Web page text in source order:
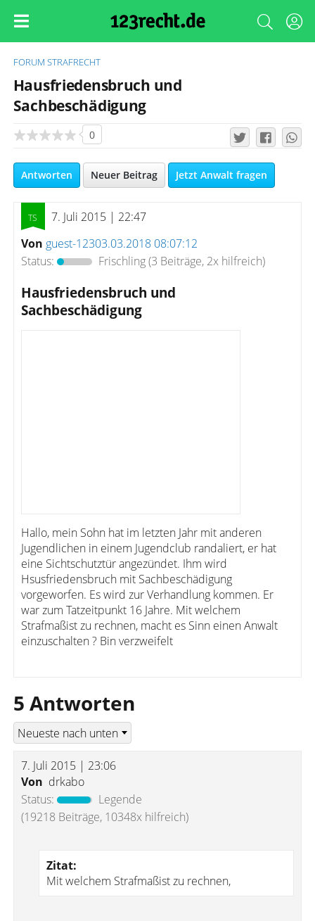
FORUM STRAFRECHT
Hausfriedensbruch und
Sachbeschädigung
0
Antworten Neuer Beitrag Jetzt Anwalt fragen
7. Juli 2015 | 22:47
Von guest-12303.03.2018 08:07:12
Status:
Frischling(3 Beiträge, 2x hilfreich)
Hausfriedensbruch und
Sachbeschädigung
Hallo, mein Sohn hat im letzten Jahr mit anderen
Jugendlichen in einem Jugendclub randaliert, er hat
eine Sichtschutztür angezündet. Ihm wird
Hsusfriedensbruch mit Sachbeschädigung
vorgeworfen. Es wird zur Verhandlung kommen. Er
war zum Tatzeitpunkt 16 Jahre. Mit welchem
Strafmaßist zu rechnen, macht es Sinn einen Anwalt
einzuschalten ? Bin verzweifelt
5 Antworten
7. Juli 2015 | 23:06
Von drkabo
Status:
Legende
(19218 Beiträge, 10348x hilfreich)
Zitat:
Mit welchem Strafmaßist zu rechnen,